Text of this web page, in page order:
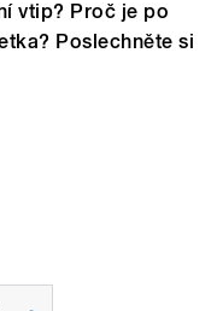
vtip? Proč je po
Poslechněte si